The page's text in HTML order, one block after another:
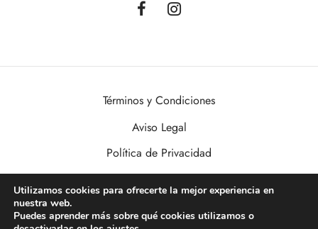
Términos y Condiciones
Aviso Legal
Política de Privacidad
Política de Cookies
VisualDomo | Imagen, Sonido, Informática, Domótica y Seguridad al
alcance de todos. Desde Valencia a toda España.
Utilizamos cookies para ofrecerte la mejor experiencia en
nuestra web.
Puedes aprender más sobre qué cookies utilizamos o